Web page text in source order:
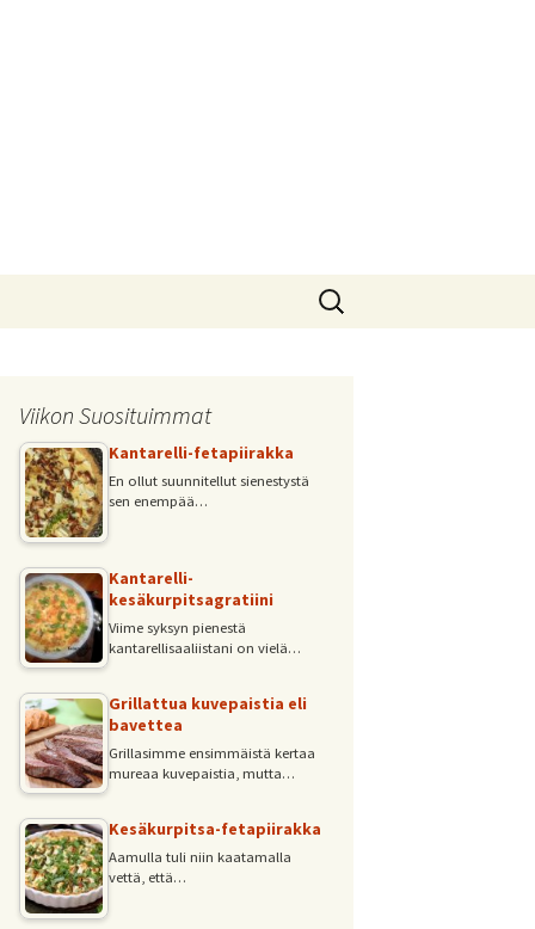
Haku:
Viikon Suosituimmat
Kantarelli-fetapiirakka
En ollut suunnitellut sienestystä
sen enempää…
Kantarelli-
kesäkurpitsagratiini
Viime syksyn pienestä
kantarellisaaliistani on vielä…
Grillattua kuvepaistia eli
bavettea
Grillasimme ensimmäistä kertaa
mureaa kuvepaistia, mutta…
Kesäkurpitsa-fetapiirakka
Aamulla tuli niin kaatamalla
vettä, että…